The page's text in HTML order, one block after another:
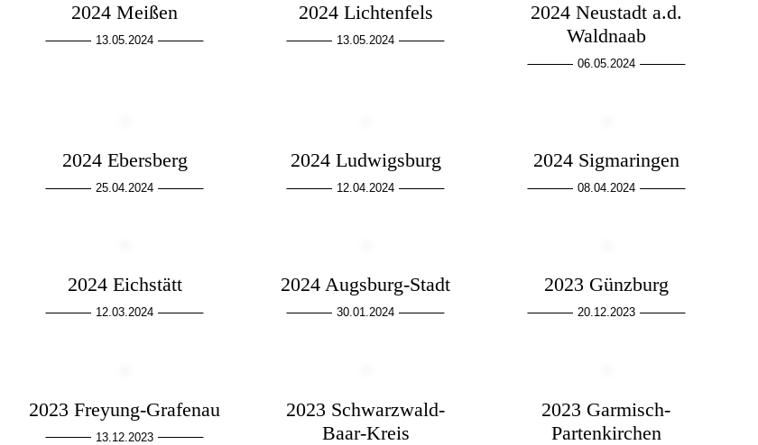
2024 Meißen
13.05.2024
2024 Lichtenfels
13.05.2024
2024 Neustadt a.d.
Waldnaab
06.05.2024
2024 Ebersberg
25.04.2024
2024 Ludwigsburg
12.04.2024
2024 Sigmaringen
08.04.2024
2024 Eichstätt
12.03.2024
2024 Augsburg-Stadt
30.01.2024
2023 Günzburg
20.12.2023
2023 Freyung-Grafenau
13.12.2023
2023 Schwarzwald-
Baar-Kreis
2023 Garmisch-
Partenkirchen